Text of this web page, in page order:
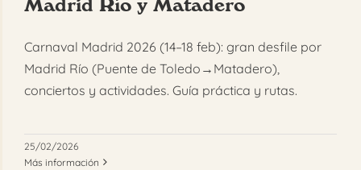
Carnaval Madrid 2026 (14–18 feb): gran desfile por
Madrid Río (Puente de Toledo→Matadero),
conciertos y actividades. Guía práctica y rutas.
25/02/2026
Más información